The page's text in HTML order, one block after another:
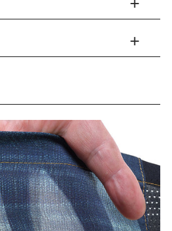
採寸サイズ（cm）】
S M L
ク部)
、私たちのブランド理念である「完成
もちろんこのデニムパンツにも受け継
世代モデル「デニムパンツⅤ」には、
ります
造の刷新。
ットパンツでは蓋付きタイプを踏襲し
めてパワーメッシュポケットを採用。